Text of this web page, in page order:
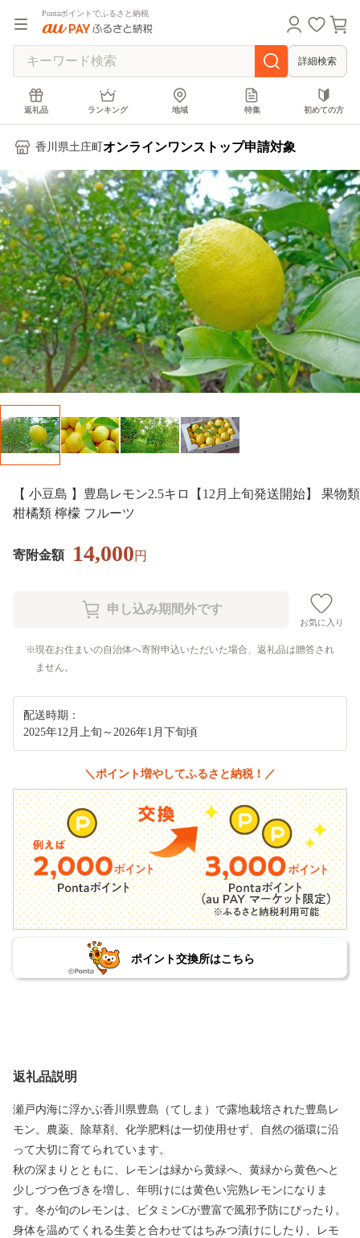
Pontaポイントでふるさと納税
詳細検索
返礼品 ランキング 地域 特集 初めての方
香川県土庄町 オンラインワンストップ申請対象
【 小豆島 】豊島レモン2.5キロ【12月上旬発送開始】 果物類
柑橘類 檸檬 フルーツ
寄附金額 14,000円
お気に入り
現在お住まいの自治体へ寄附申込いただいた場合、返礼品は贈答され
ません。
配送時期：
2025年12月上旬～2026年1月下旬頃
＼ポイント増やしてふるさと納税！／
ポイント交換所はこちら
返礼品説明
瀬戸内海に浮かぶ香川県豊島（てしま）で露地栽培された豊島レ
モン。農薬、除草剤、化学肥料は一切使用せず、自然の循環に沿
って大切に育てられています。
秋の深まりとともに、レモンは緑から黄緑へ、黄緑から黄色へと
少しづつ色づきを増し、年明けには黄色い完熟レモンになりま
す。冬が旬のレモンは、ビタミンCが豊富で風邪予防にぴったり。
身体を温めてくれる生姜と合わせてはちみつ漬けにしたり、レモ